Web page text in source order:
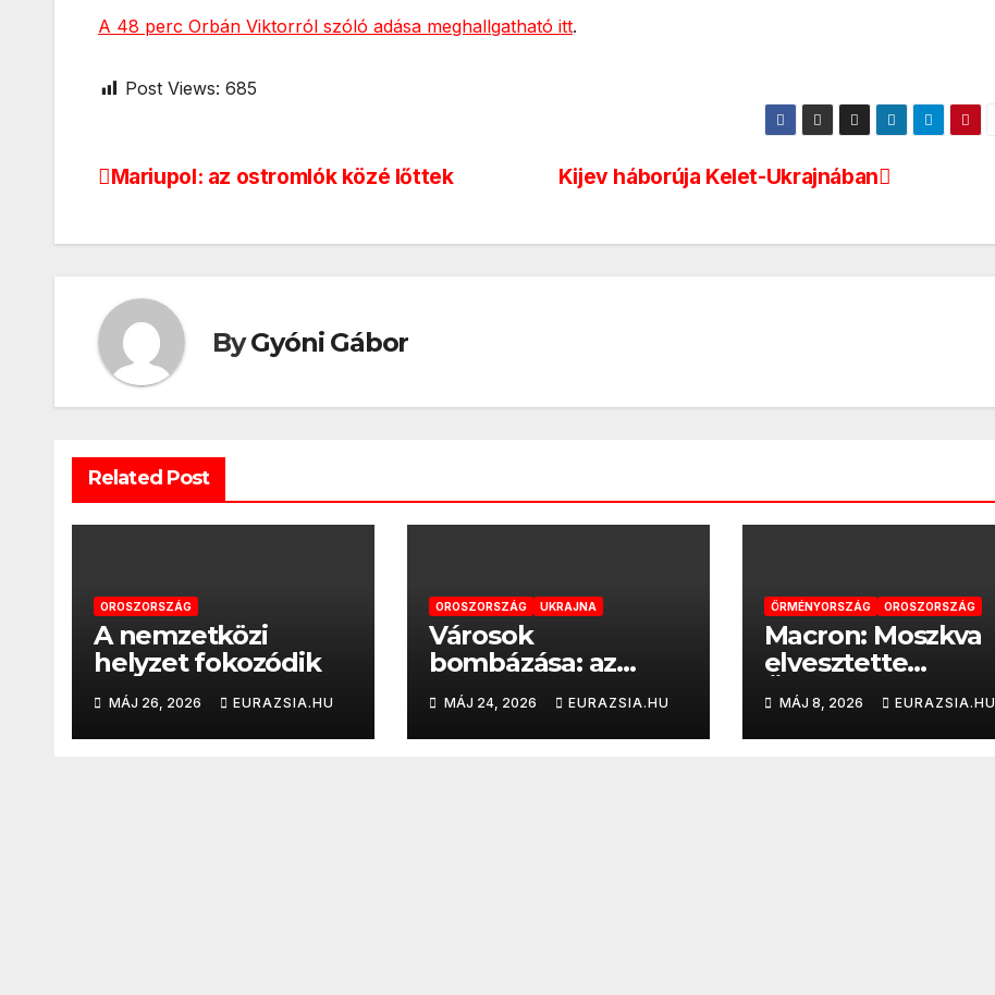
A 48 perc Orbán Viktorról szóló adása meghallgatható itt.
Post Views: 685
Bejegyzés
Kijev háborúja Kelet-Ukrajnában
Mariupol: az ostromlók közé lőttek
ByGyóni Gábor
Related Post
OROSZORSZÁG
A nemzetközi
helyzet fokozódik
MÁJ 26, 2026 EURAZSIA.HU
OROSZORSZÁG UKRAJNA
Városok
bombázása: az
orosz vezetés
csődje
MÁJ 24, 2026 EURAZSIA.HU
ÖRMÉNYORSZÁG OROSZORSZÁG
Macron: Moszkva
elvesztette
Örményországot
MÁJ 8, 2026 EURAZSIA.HU